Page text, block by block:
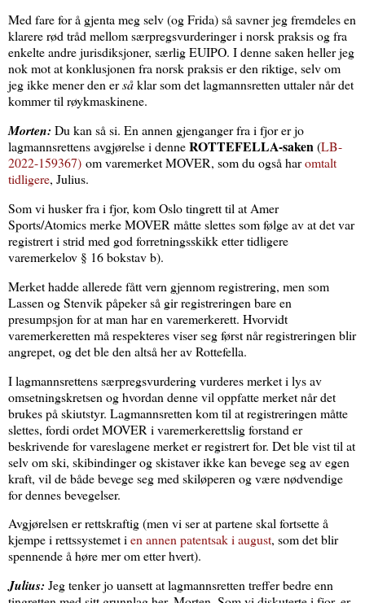
Med fare for å gjenta meg selv (og Frida) så savner jeg fremdeles en
klarere rød tråd mellom særpregsvurderinger i norsk praksis og fra
enkelte andre jurisdiksjoner, særlig EUIPO. I denne saken heller jeg
nok mot at konklusjonen fra norsk praksis er den riktige, selv om
jeg ikke mener den ersåklar som det lagmannsretten uttaler når det
kommer til røykmaskinene.
Morten: Du kan så si. En annen gjenganger fra i fjor er jo
lagmannsrettens avgjørelse i denneROTTEFELLA-saken(LB-
2022-159367) om varemerket MOVER, som du også haromtalt
tidligere, Julius.
Som vi husker fra i fjor, kom Oslo tingrett til at Amer
Sports/Atomics merke MOVER måtte slettes som følge av at det var
registrert i strid med god forretningsskikk etter tidligere
varemerkelov § 16 bokstav b).
Merket hadde allerede fått vern gjennom registrering, men som
Lassen og Stenvik påpeker så gir registreringen bare en
presumpsjon for at man har en varemerkerett. Hvorvidt
varemerkeretten må respekteres viser seg først når registreringen blir
angrepet, og det ble den altså her av Rottefella.
I lagmannsrettens særpregsvurdering vurderes merket i lys av
omsetningskretsen og hvordan denne vil oppfatte merket når det
brukes på skiutstyr. Lagmannsretten kom til at registreringen måtte
slettes, fordi ordet MOVER i varemerkerettslig forstand er
beskrivende for vareslagene merket er registrert for. Det ble vist til at
selv om ski, skibindinger og skistaver ikke kan bevege seg av egen
kraft, vil de både bevege seg med skiløperen og være nødvendige
for dennes bevegelser.
Avgjørelsen er rettskraftig (men vi ser at partene skal fortsette å
kjempe i rettssystemet ien annen patentsak i august, som det blir
spennende å høre mer om etter hvert).
Julius: Jeg tenker jo uansett at lagmannsretten treffer bedre enn